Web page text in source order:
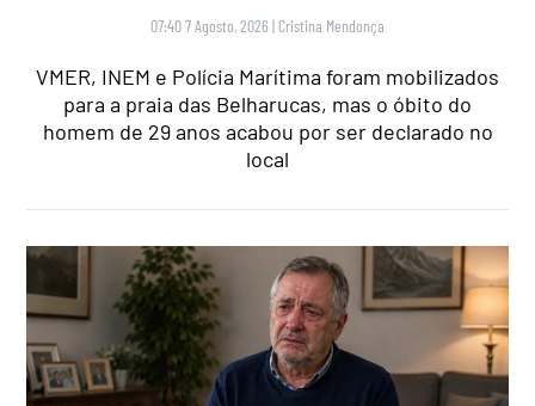
07:40 7 Agosto, 2026 | Cristina Mendonça
VMER, INEM e Polícia Marítima foram mobilizados
para a praia das Belharucas, mas o óbito do
homem de 29 anos acabou por ser declarado no
local